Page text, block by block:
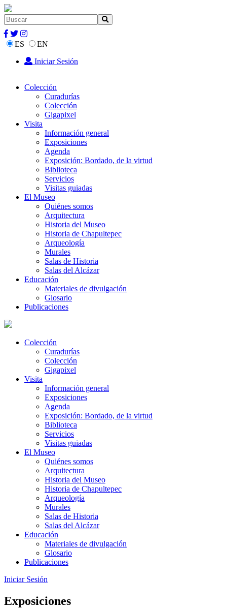
ES
EN
Iniciar Sesión
Colección
Curadurías
Colección
Gigapixel
Visita
Información general
Exposiciones
Agenda
Exposición: Bordado, de la virtud
Biblioteca
Servicios
Visitas guiadas
El Museo
Quiénes somos
Arquitectura
Historia del Museo
Historia de Chapultepec
Arqueología
Murales
Salas de Historia
Salas del Alcázar
Educación
Materiales de divulgación
Glosario
Publicaciones
Colección
Curadurías
Colección
Gigapixel
Visita
Información general
Exposiciones
Agenda
Exposición: Bordado, de la virtud
Biblioteca
Servicios
Visitas guiadas
El Museo
Quiénes somos
Arquitectura
Historia del Museo
Historia de Chapultepec
Arqueología
Murales
Salas de Historia
Salas del Alcázar
Educación
Materiales de divulgación
Glosario
Publicaciones
Iniciar Sesión
Exposiciones